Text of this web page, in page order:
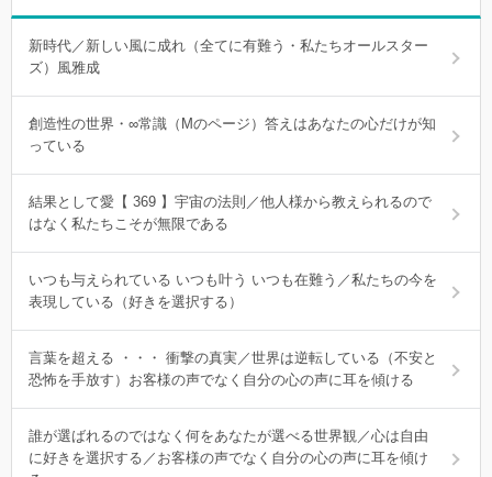
新時代／新しい風に成れ（全てに有難う・私たちオールスター
ズ）風雅成
創造性の世界・∞常識（Mのページ）答えはあなたの心だけが知
っている
結果として愛【 369 】宇宙の法則／他人様から教えられるので
はなく私たちこそが無限である
いつも与えられている いつも叶う いつも在難う／私たちの今を
表現している（好きを選択する）
言葉を超える ・・・ 衝撃の真実／世界は逆転している（不安と
恐怖を手放す）お客様の声でなく自分の心の声に耳を傾ける
誰が選ばれるのではなく何をあなたが選べる世界観／心は自由
に好きを選択する／お客様の声でなく自分の心の声に耳を傾け